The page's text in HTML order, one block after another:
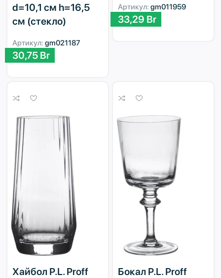
d=10,1 см h=16,5
см (стекло)
Артикул: gm021187
30,75 Br
Артикул: gm011959
33,29 Br
Хайбол P.L. Proff
Бокал P.L. Proff